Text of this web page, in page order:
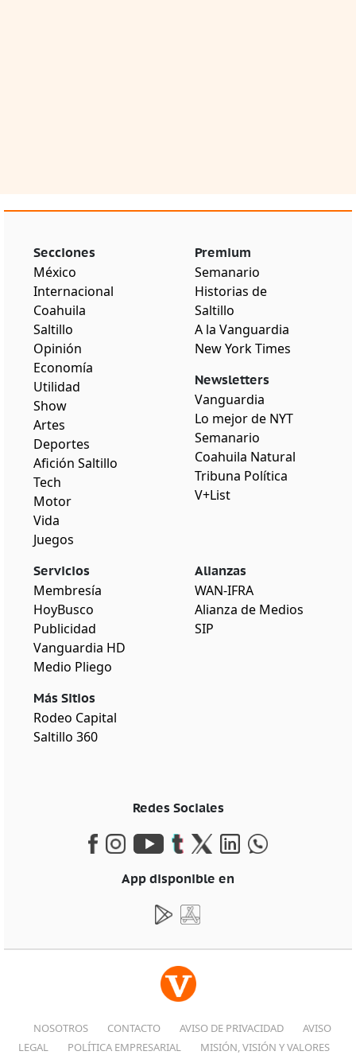
Secciones
México
Internacional
Coahuila
Saltillo
Opinión
Economía
Utilidad
Show
Artes
Deportes
Afición Saltillo
Tech
Motor
Vida
Juegos
Premium
Semanario
Historias de
Saltillo
A la Vanguardia
New York Times
Newsletters
Vanguardia
Lo mejor de NYT
Semanario
Coahuila Natural
Tribuna Política
V+List
Servicios
Membresía
HoyBusco
Publicidad
Vanguardia HD
Medio Pliego
Más Sitios
Rodeo Capital
Saltillo 360
Alianzas
WAN-IFRA
Alianza de Medios
SIP
Redes Sociales
App disponible en
NOSOTROS CONTACTO AVISO DE PRIVACIDAD
AVISO
LEGAL
POLÍTICA EMPRESARIAL
MISIÓN, VISIÓN Y VALORES